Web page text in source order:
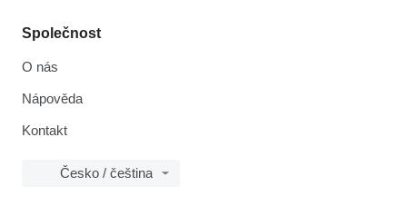
Společnost
O nás
Nápověda
Kontakt
Česko / čeština